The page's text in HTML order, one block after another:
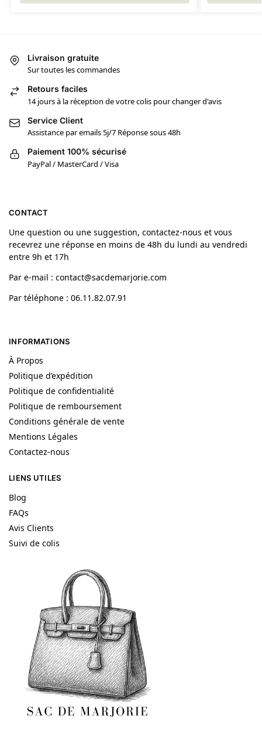
Livraison gratuite
Sur toutes les commandes
Retours faciles
14 jours à la réception de votre colis pour changer d'avis
Service Client
Assistance par emails 5j/7 Réponse sous 48h
Paiement 100% sécurisé
PayPal / MasterCard / Visa
CONTACT
Une question ou une suggestion, contactez-nous et vous
recevrez une réponse en moins de 48h du lundi au vendredi
entre 9h et 17h
Par e-mail : contact@sacdemarjorie.com
Par téléphone : 06.11.82.07.91
INFORMATIONS
À Propos
Politique d’expédition
Politique de confidentialité
Politique de remboursement
Conditions générale de vente
Mentions Légales
Contactez-nous
LIENS UTILES
Blog
FAQs
Avis Clients
Suivi de colis